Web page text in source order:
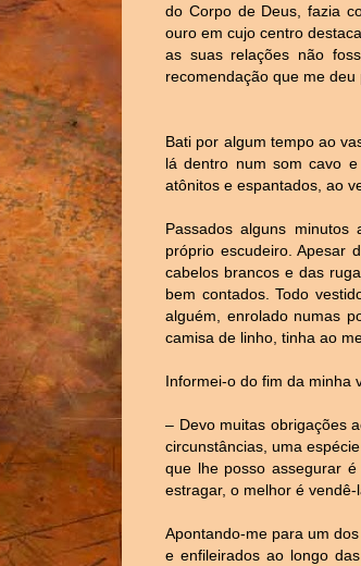
do Corpo de Deus, fazia
ouro em cujo centro
as suas relações não
recomendação que me deu
Bati por algum tempo ao
lá dentro num som cavo
atônitos e espantados, ao
Passados alguns
próprio escudeiro. Apesar
cabelos brancos e das
bem contados. Todo
alguém, enrolado numas
camisa de linho, tinha ao
Informei-o do fim da minha
– Devo muitas obrigações
circunstâncias, uma
que lhe posso assegurar
estragar, o melhor é vendê-
Apontando-me para um
e enfileirados ao longo